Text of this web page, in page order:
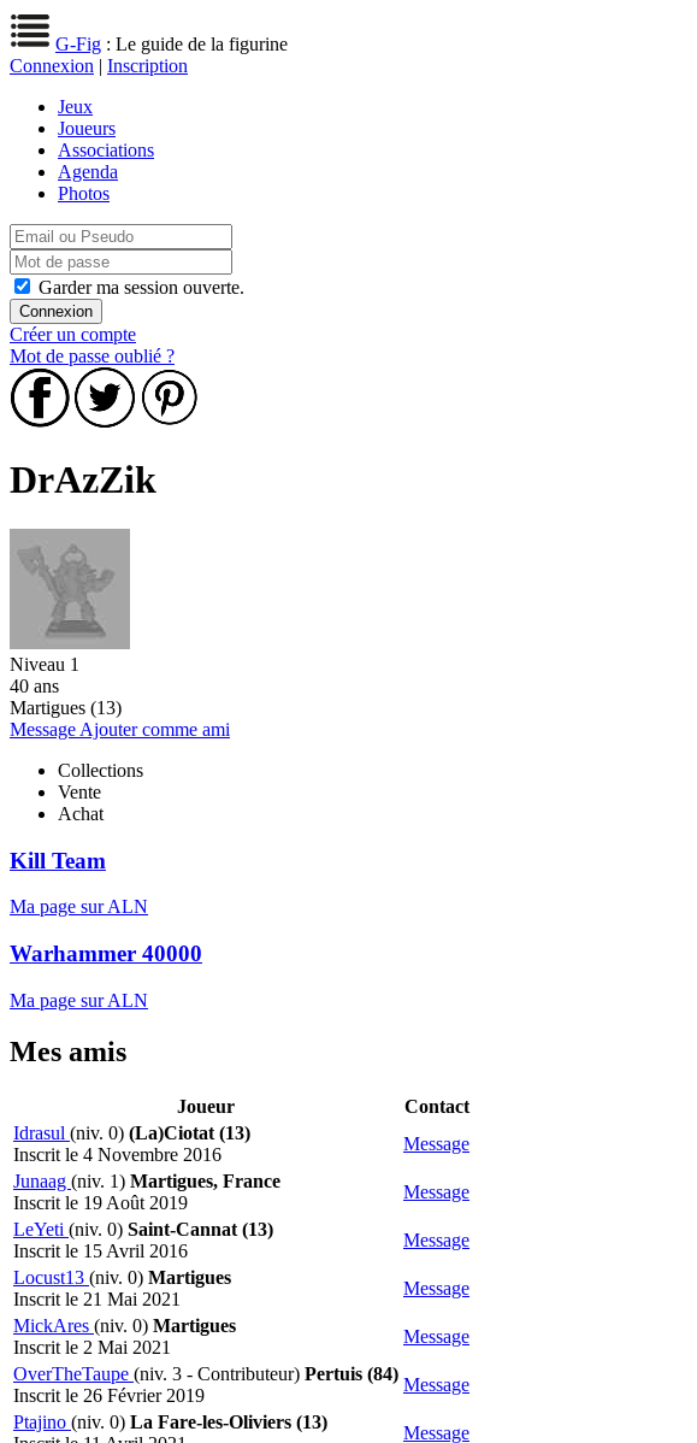
G-Fig : Le guide de la figurine
Connexion | Inscription
Jeux
Joueurs
Associations
Agenda
Photos
Garder ma session ouverte.
Créer un compte
Mot de passe oublié ?
DrAzZik
Niveau 1
40 ans
Martigues (13)
Message Ajouter comme ami
Collections
Vente
Achat
Kill Team
Ma page sur ALN
Warhammer 40000
Ma page sur ALN
Mes amis
Joueur
Contact
Idrasul (niv. 0) (La)Ciotat (13)
Inscrit le 4 Novembre 2016
Message
Junaag (niv. 1) Martigues, France
Inscrit le 19 Août 2019
Message
LeYeti (niv. 0) Saint-Cannat (13)
Inscrit le 15 Avril 2016
Message
Locust13 (niv. 0) Martigues
Inscrit le 21 Mai 2021
Message
MickAres (niv. 0) Martigues
Inscrit le 2 Mai 2021
Message
OverTheTaupe (niv. 3 - Contributeur) Pertuis (84)
Inscrit le 26 Février 2019
Message
Ptajino (niv. 0) La Fare-les-Oliviers (13)
Message